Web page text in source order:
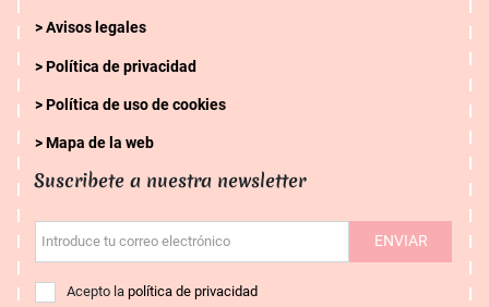
Avisos legales
Política de privacidad
Política de uso de cookies
Mapa de la web
Suscribete a nuestra newsletter
Introduce tu correo electrónico ENVIAR
Acepto lapolítica de privacidad